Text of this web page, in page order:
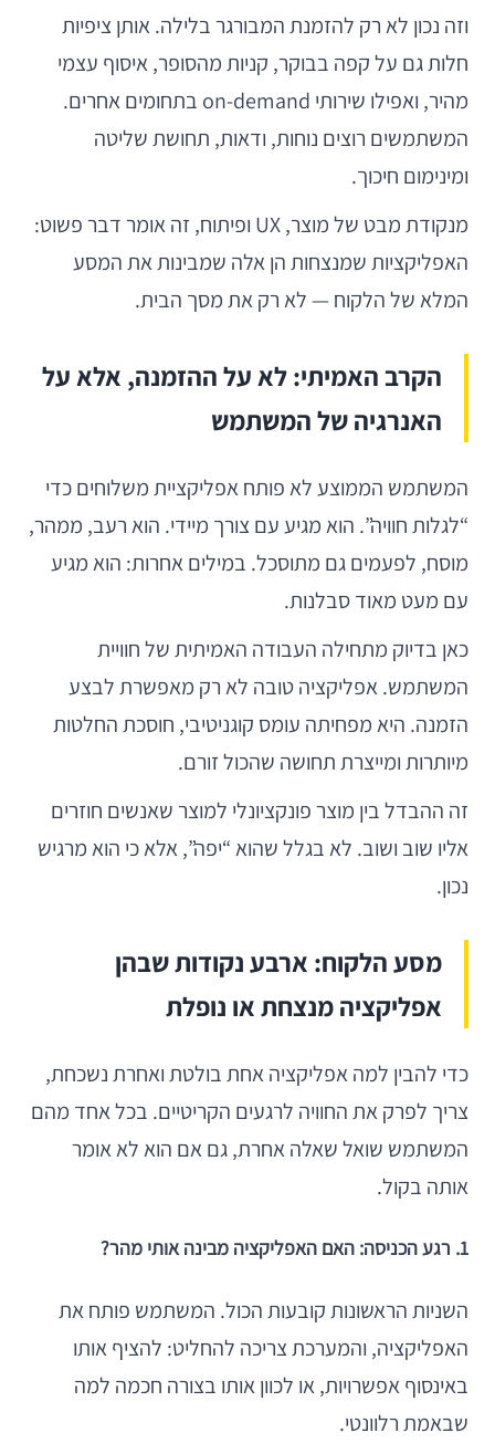
וזה נכון לא רק להזמנת המבורגר בלילה. אותן ציפיות
חלות גם על קפה בבוקר, קניות מהסופר, איסוף עצמי
מהיר, ואפילו שירותי on-demand בתחומים אחרים.
המשתמשים רוצים נוחות, ודאות, תחושת שליטה
ומינימום חיכוך.
מנקודת מבט של מוצר, UX ופיתוח, זה אומר דבר פשוט:
האפליקציות שמנצחות הן אלה שמבינות את המסע
המלא של הלקוח — לא רק את מסך הבית.
הקרב האמיתי: לא על ההזמנה, אלא על
האנרגיה של המשתמש
המשתמש הממוצע לא פותח אפליקציית משלוחים כדי
“לגלות חוויה”. הוא מגיע עם צורך מיידי. הוא רעב, ממהר,
מוסח, לפעמים גם מתוסכל. במילים אחרות: הוא מגיע
עם מעט מאוד סבלנות.
כאן בדיוק מתחילה העבודה האמיתית של חוויית
המשתמש. אפליקציה טובה לא רק מאפשרת לבצע
הזמנה. היא מפחיתה עומס קוגניטיבי, חוסכת החלטות
מיותרות ומייצרת תחושה שהכול זורם.
זה ההבדל בין מוצר פונקציונלי למוצר שאנשים חוזרים
אליו שוב ושוב. לא בגלל שהוא “יפה”, אלא כי הוא מרגיש
נכון.
מסע הלקוח: ארבע נקודות שבהן
אפליקציה מנצחת או נופלת
כדי להבין למה אפליקציה אחת בולטת ואחרת נשכחת,
צריך לפרק את החוויה לרגעים הקריטיים. בכל אחד מהם
המשתמש שואל שאלה אחרת, גם אם הוא לא אומר
אותה בקול.
1. רגע הכניסה: האם האפליקציה מבינה אותי מהר?
השניות הראשונות קובעות הכול. המשתמש פותח את
האפליקציה, והמערכת צריכה להחליט: להציף אותו
באינסוף אפשרויות, או לכוון אותו בצורה חכמה למה
שבאמת רלוונטי.